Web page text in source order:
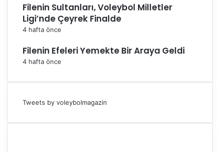
Filenin Sultanları, Voleybol Milletler
Ligi’nde Çeyrek Finalde
4 hafta önce
Filenin Efeleri Yemekte Bir Araya Geldi
4 hafta önce
Tweets by voleybolmagazin